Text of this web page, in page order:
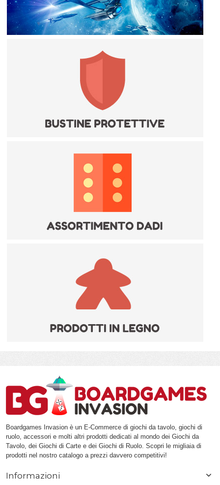
Boardgames Invasion è un E-Commerce di giochi da tavolo, giochi di
ruolo, accessori e molti altri prodotti dedicati al mondo dei Giochi da
Tavolo, dei Giochi di Carte e dei Giochi di Ruolo. Scopri le migliaia di
prodotti nel nostro catalogo a prezzi davvero competitivi!
Informazioni